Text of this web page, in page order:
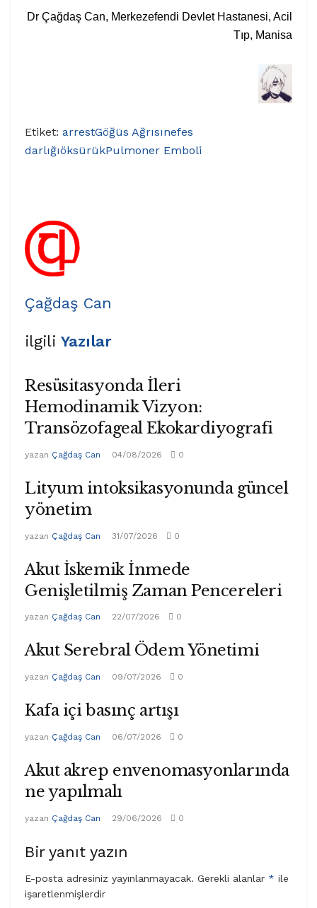
Dr Çağdaş Can, Merkezefendi Devlet Hastanesi, Acil
Tıp, Manisa
Etiket: arrestGöğüs Ağrısınefes
darlığıöksürükPulmoner Emboli
Çağdaş Can
ilgili Yazılar
Resüsitasyonda İleri
Hemodinamik Vizyon:
Transözofageal Ekokardiyografi
yazan Çağdaş Can 04/08/2026 0
Lityum intoksikasyonunda güncel
yönetim
yazan Çağdaş Can 31/07/2026 0
Akut İskemik İnmede
Genişletilmiş Zaman Pencereleri
yazan Çağdaş Can 22/07/2026 0
Akut Serebral Ödem Yönetimi
yazan Çağdaş Can 09/07/2026 0
Kafa içi basınç artışı
yazan Çağdaş Can 06/07/2026 0
Akut akrep envenomasyonlarında
ne yapılmalı
yazan Çağdaş Can 29/06/2026 0
Bir yanıt yazın
E-posta adresiniz yayınlanmayacak. Gerekli alanlar * ile
işaretlenmişlerdir